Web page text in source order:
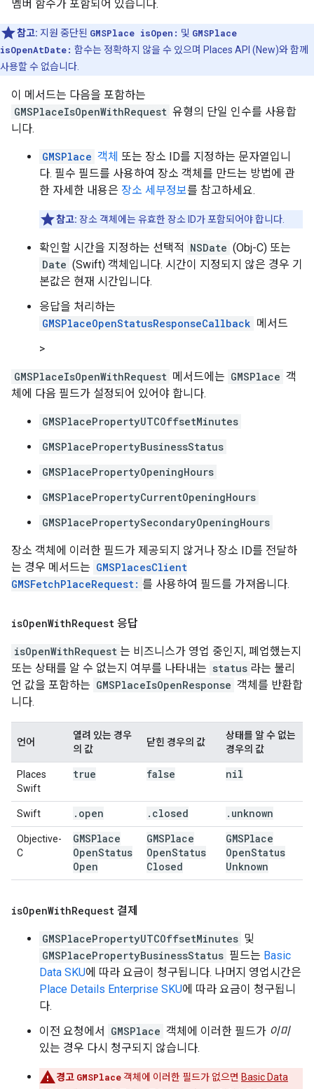
멤버 함수가 포함되어 있습니다.
참고: 지원 중단된 GMSPlace isOpen: 및 GMSPlace
isOpenAtDate: 함수는 정확하지 않을 수 있으며 Places API (New)와 함께
사용할 수 없습니다.
이 메서드는 다음을 포함하는
GMSPlaceIsOpenWithRequest 유형의 단일 인수를 사용합
니다.
GMSPlace 객체 또는 장소 ID를 지정하는 문자열입니
다. 필수 필드를 사용하여 장소 객체를 만드는 방법에 관
한 자세한 내용은 장소 세부정보를 참고하세요.
참고: 장소 객체에는 유효한 장소 ID가 포함되어야 합니다.
확인할 시간을 지정하는 선택적 NSDate (Obj-C) 또는
Date (Swift) 객체입니다. 시간이 지정되지 않은 경우 기
본값은 현재 시간입니다.
응답을 처리하는
GMSPlaceOpenStatusResponseCallback 메서드
>
GMSPlaceIsOpenWithRequest 메서드에는 GMSPlace 객
체에 다음 필드가 설정되어 있어야 합니다.
GMSPlacePropertyUTCOffsetMinutes
GMSPlacePropertyBusinessStatus
GMSPlacePropertyOpeningHours
GMSPlacePropertyCurrentOpeningHours
GMSPlacePropertySecondaryOpeningHours
장소 객체에 이러한 필드가 제공되지 않거나 장소 ID를 전달하
는 경우 메서드는 GMSPlacesClient
GMSFetchPlaceRequest: 를 사용하여 필드를 가져옵니다.
isOpenWithRequest 응답
isOpenWithRequest 는 비즈니스가 영업 중인지, 폐업했는지
또는 상태를 알 수 없는지 여부를 나타내는 status 라는 불리
언 값을 포함하는 GMSPlaceIsOpenResponse 객체를 반환합
니다.
언어
열려 있는 경우
의 값
닫힌 경우의 값
상태를 알 수 없는
경우의 값
Places
Swift
true false nil
Swift . open . closed . unknown
Objective-
C
GMSPlace
OpenStatus
Open
GMSPlace
OpenStatus
Closed
GMSPlace
OpenStatus
Unknown
isOpenWithRequest 결제
GMSPlacePropertyUTCOffsetMinutes 및
GMSPlacePropertyBusinessStatus 필드는 Basic
Data SKU에 따라 요금이 청구됩니다. 나머지 영업시간은
Place Details Enterprise SKU에 따라 요금이 청구됩니
다.
이전 요청에서
GMSPlace 객체에 이러한 필드가 이미
있는 경우 다시 청구되지 않습니다.
경고 GMSPlace 객체에 이러한 필드가 없으면 Basic Data